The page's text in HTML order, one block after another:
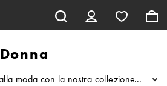
moda con la nostra collezione di
...